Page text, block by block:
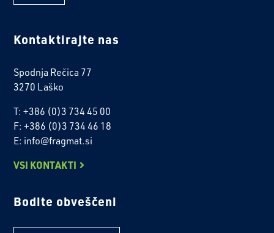
Kontaktirajte nas
Spodnja Rečica 77
3270 Laško
T: +386 (0)3 734 45 00
F: +386 (0)3 734 46 18
E: info@fragmat.si
VSI KONTAKTI
Bodite obveščeni